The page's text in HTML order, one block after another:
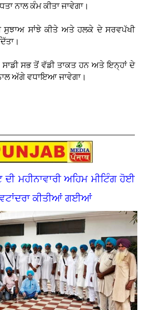
ਨਾਲ ਕੰਮ ਕੀਤਾ ਜਾਵੇਗਾ।
ਸਾਂਝੇ ਕੀਤੇ ਅਤੇ ਹਲਕੇ ਦੇ ਸਰਵਪੱਖੀ
ਸਾਡੀ ਸਭ ਤੋਂ ਵੱਡੀ ਤਾਕਤ ਹਨ ਅਤੇ ਇਨ੍ਹਾਂ ਦੇ
ਅੱਗੇ ਵਧਾਇਆ ਜਾਵੇਗਾ।
ਮਹੀਨਾਵਾਰੀ ਅਹਿਮ ਮੀਟਿੰਗ ਹੋਈ
ਕੀਤੀਆਂ ਗਈਆਂ